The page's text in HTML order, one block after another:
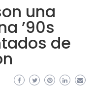
una
’90s
de